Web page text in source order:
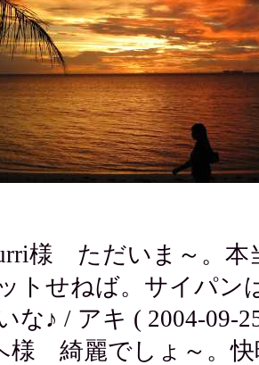
様 ただいま～。本
トせねば。サイパン
な♪ / アキ ( 2004-09-
様 綺麗でしょ～。快